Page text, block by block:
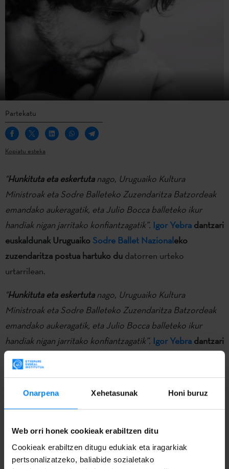
Onarpena Xehetasunak Honi buruz
Web orri honek cookieak erabiltzen ditu
Cookieak erabiltzen ditugu edukiak eta iragarkiak
pertsonalizatzeko, baliabide sozialetako
Partekatu
Kopiatu esteka
"Hunkituta eta eskertutanago, Uruguaiko Kultura
Ministroak eta Sodre Balleteko Zuzendaritza Batzordeak
emandako aukeragatik, eta Julio Bocca balleteko ikur
handiak nigan jarritako konfiantzagatik”. Igor Yebra dantzari
euskaldunak UruguaikoSodre Ballet Nazionaleko
zuzendaritza postua hartuko du datorren urteko
urtarrilean.
"Hunkituta eta eskertutanago, Uruguaiko Kultura
Ministroak eta Sodre Balleteko Zuzendaritza Batzordeak
emandako aukeragatik, eta Julio Bocca balleteko ikur
handiak nigan jarritako konfiantzagatik”. Igor Yebra dantzari
euskaldunak Uruguaiko
zuzendaritza postua hartuko du
Yebra eta Sodre Balletaren arteko harremana, ordea,
lehenago hasi zen, 2012an dantzaria
La viuda alegre
beranduago, etairailan iragarri zen bezala